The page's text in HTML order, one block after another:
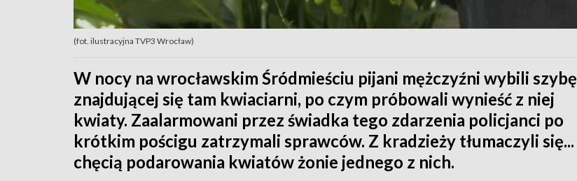
(fot. ilustracyjna TVP3 Wrocław)
W nocy na wrocławskim Śródmieściu pijani mężczyźni wybili szybę
znajdującej się tam kwiaciarni, po czym próbowali wynieść z niej
kwiaty. Zaalarmowani przez świadka tego zdarzenia policjanci po
krótkim pościgu zatrzymali sprawców. Z kradzieży tłumaczyli się...
chęcią podarowania kwiatów żonie jednego z nich.